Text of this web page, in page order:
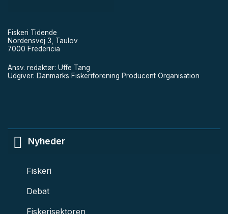
Fiskeri Tidende
Nordensvej 3, Taulov
7000 Fredericia
Ansv. redaktør: Uffe Tang
Udgiver: Danmarks Fiskeriforening Producent Organisation
Nyheder
Fiskeri
Debat
Fiskerisektoren